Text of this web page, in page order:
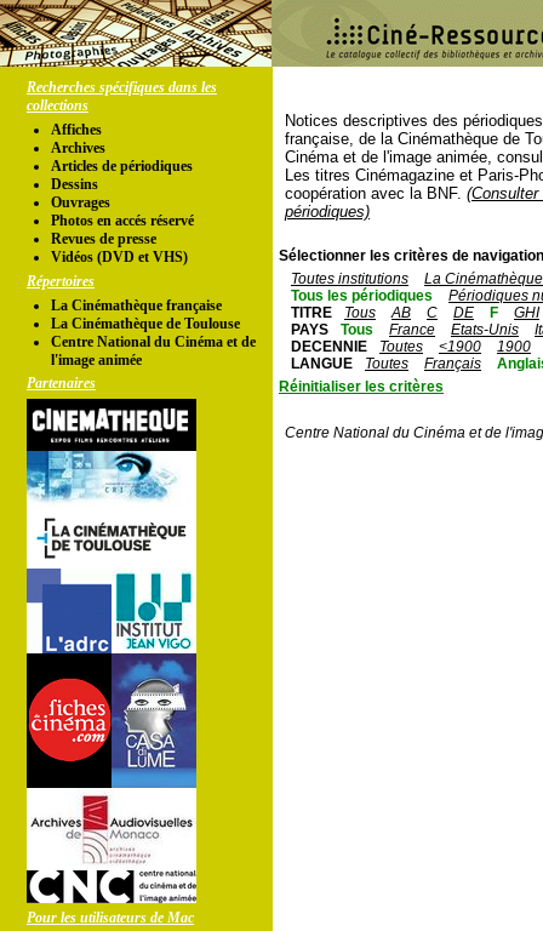
Recherches spécifiques dans les
collections
Affiches
Archives
Articles de périodiques
Dessins
Ouvrages
Photos en accés réservé
Revues de presse
Vidéos (DVD et VHS)
Répertoires
La Cinémathèque française
La Cinémathèque de Toulouse
Centre National du Cinéma et de
l'image animée
Partenaires
Pour les utilisateurs de Mac
Notices descriptives des
française, de la Cinémathèque de
Cinéma et de l'image animée,
Les titres Cinémagazine et Paris-
coopération avec la BNF.
périodiques)
Sélectionner les critères de
Toutes institutions
La
Tous les périodiques
Périodiques
TITRE
Tous AB C DE F
GHI
PAYS
Tous France Etats-Unis
DECENNIE
Toutes <1900
1900
LANGUE
Toutes Français
Réinitialiser les critères
Centre National du Cinéma et de